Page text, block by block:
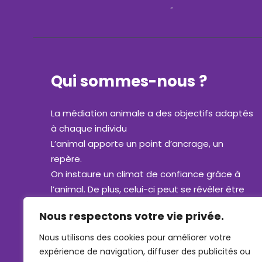
Nous respectons votre vie privée.
Nous utilisons des cookies pour améliorer votre
expérience de navigation, diffuser des publicités ou
Qui sommes-nous ?
La médiation animale a des objectifs adaptés
à chaque individu
L’animal apporte un point d’ancrage, un
repère.
On instaure un climat de confiance grâce à
l’animal. De plus, celui-ci peut se révéler être
un égal.
La compréhension et la communication sont
plus faciles qu’avec les adultes.